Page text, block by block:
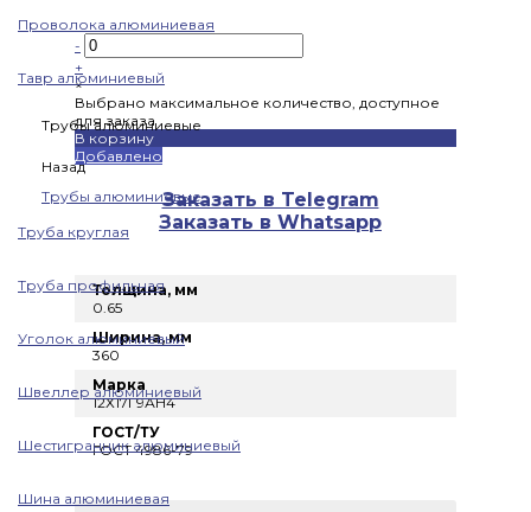
Проволока алюминиевая
Тавр алюминиевый
Трубы алюминиевые
Назад
Трубы алюминиевые
Труба круглая
Труба профильная
Уголок алюминиевый
Швеллер алюминиевый
Шестигранник алюминиевый
Шина алюминиевая
-
+
×
Выбрано максимальное количество, доступное
для заказа
В корзину
Добавлено
Заказать в Telegram
Заказать в Whatsapp
Толщина, мм
0.65
Ширина, мм
360
Марка
12Х17Г9АН4
ГОСТ/ТУ
ГОСТ 4986-79